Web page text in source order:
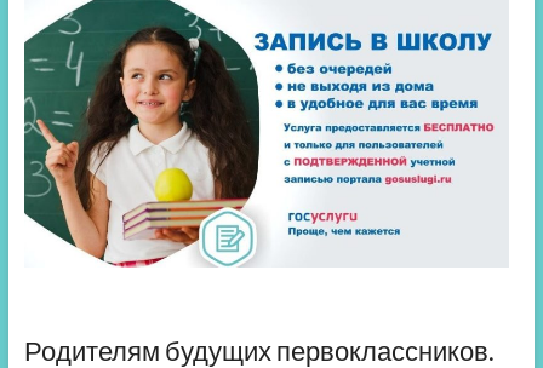
Родителям будущих первоклассников.